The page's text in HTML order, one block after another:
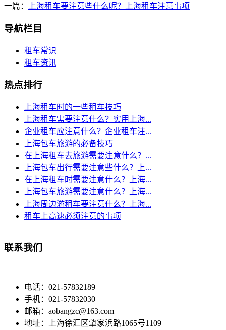
一篇：
上海租车要注意些什么呢？上海租车注意事项
导航栏目
租车常识
租车资讯
热点排行
上海租车时的一些租车技巧
上海租车需要注意什么？实用上海...
企业租车应注意什么？企业租车注...
上海包车旅游的必备技巧
在上海租车去旅游需要注意什么？...
上海包车出行需要注意些什么？上...
在上海租车时需要注意什么？上海...
上海包车旅游需要注意什么？上海...
上海周边游租车要注意什么？上海...
租车上高速必须注意的事项
联系我们
电话：021-57832189
手机：021-57832030
邮箱：aobangzc@163.com
地址：上海徐汇区肇家浜路1065号1109